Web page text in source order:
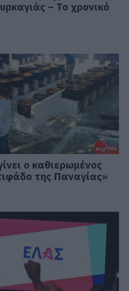
– Το χρονικό
ο καθιερωμένος
της Παναγίας»